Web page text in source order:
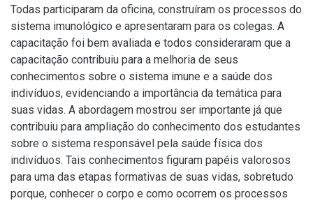
Todas participaram da oficina, construíram os processos do
sistema imunológico e apresentaram para os colegas. A
capacitação foi bem avaliada e todos consideraram que a
capacitação contribuiu para a melhoria de seus
conhecimentos sobre o sistema imune e a saúde dos
indivíduos, evidenciando a importância da temática para
suas vidas. A abordagem mostrou ser importante já que
contribuiu para ampliação do conhecimento dos estudantes
sobre o sistema responsável pela saúde física dos
indivíduos. Tais conhecimentos figuram papéis valorosos
para uma das etapas formativas de suas vidas, sobretudo
porque, conhecer o corpo e como ocorrem os processos